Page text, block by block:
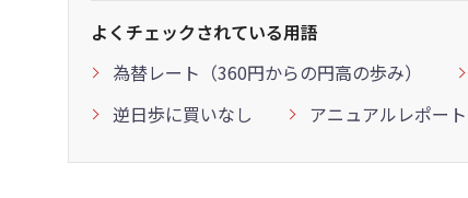
よくチェックされている用語
為替レート（360円からの円高の歩み）
逆日歩に買いなし
アニュアルレポート